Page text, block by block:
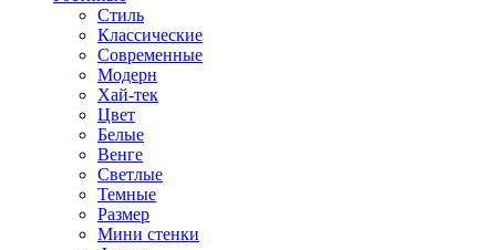
Стиль
Классические
Современные
Модерн
Хай-тек
Цвет
Белые
Венге
Светлые
Темные
Размер
Мини стенки